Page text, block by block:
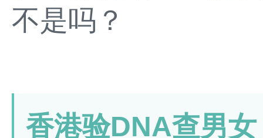
不是吗？
香港验DNA查男